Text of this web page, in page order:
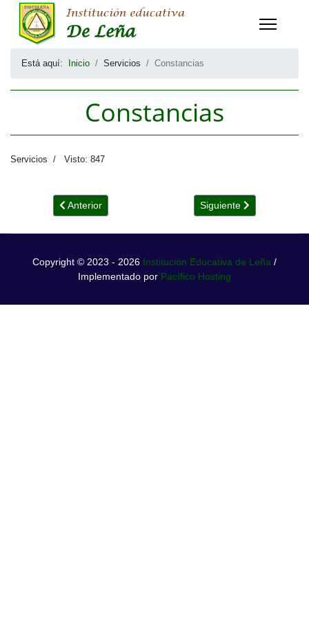
Está aquí: Inicio Servicios Constancias
Constancias
Servicios Visto: 847
Artículo anterior: Grados
Anterior Artículo siguiente:
Siguiente
Copyright © 2023 - 2026 Institución Educativa de Leña /
Implementado por Pacífico Hosting